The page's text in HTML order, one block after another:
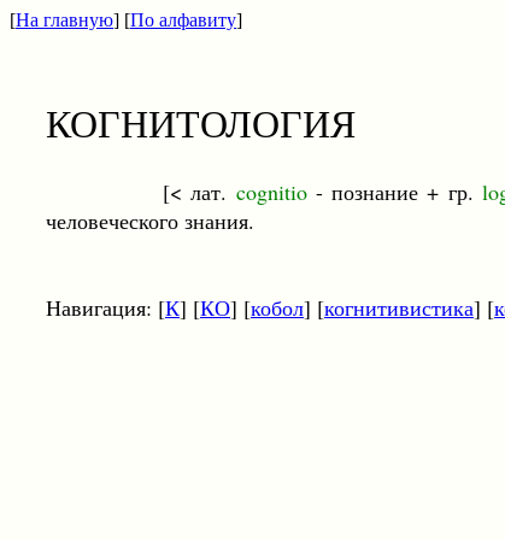
[На главную] [По алфавиту]
КОГНИТОЛОГИЯ
[< лат. cognitio - познание + гр.
человеческого знания.
Навигация: [К] [КО] [кобол] [когнитивистика] [